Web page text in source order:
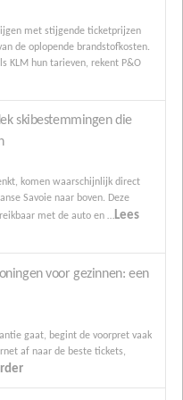
met stijgende ticketprijzen
de oplopende brandstofkosten.
KLM hun tarieven, rekent P&O
skibestemmingen die
komen waarschijnlijk direct
Savoie naar boven. Deze
met de auto en …Lees
voor gezinnen: een
gaat, begint de voorpret vaak
af naar de beste tickets,